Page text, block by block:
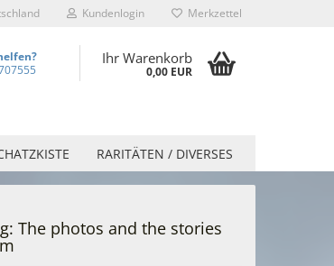
Kundenlogin Merkzettel
Ihr Warenkorb
0,00 EUR
RARITÄTEN / DIVERSES
The photos and the stories